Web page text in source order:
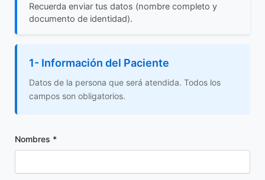
Recuerda enviar tus datos (nombre completo y
documento de identidad).
1- Información del Paciente
Datos de la persona que será atendida. Todos los
campos son obligatorios.
Nombres *